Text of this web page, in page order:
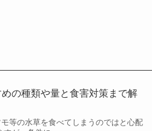
の種類や量と食害対策まで解
等の水草を食べてしまうのではと心配